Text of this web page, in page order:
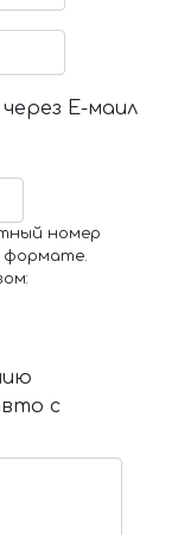
Е-маил
номер
формате.
с